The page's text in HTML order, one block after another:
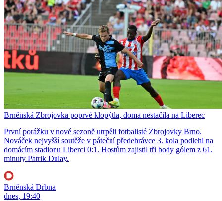
Brněnská Zbrojovka poprvé klopýtla, doma nestačila na Liberec
První porážku v nové sezoně utrpěli fotbalisté Zbrojovky Brno.
Nováček nejvyšší soutěže v páteční předehrávce 3. kola podlehl na
domácím stadionu Liberci 0:1. Hostům zajistil tři body gólem z 61.
minuty Patrik Dulay.
Brněnská Drbna
dnes, 19:40